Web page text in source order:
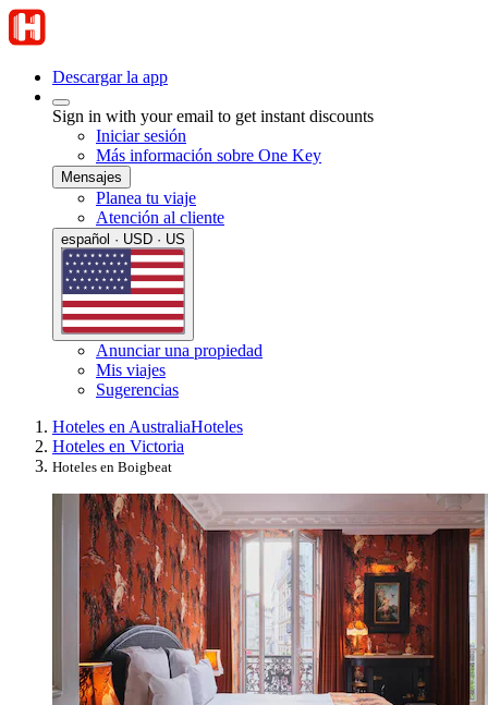
Descargar la app
Sign in with your email to get instant discounts
Iniciar sesión
Más información sobre One Key
Mensajes
Planea tu viaje
Atención al cliente
español · USD · US
Anunciar una propiedad
Mis viajes
Sugerencias
Hoteles en AustraliaHoteles
Hoteles en Victoria
Hoteles en Boigbeat